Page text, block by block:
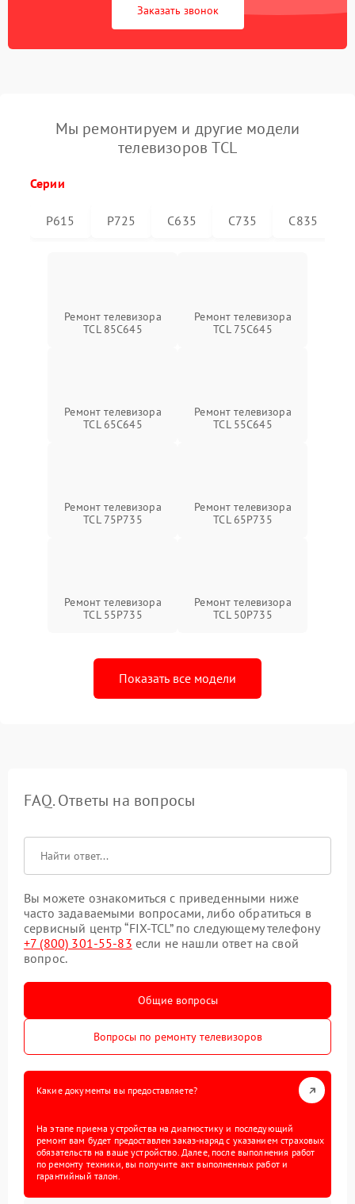
Заказать звонок
Мы ремонтируем и другие модели
телевизоров TCL
Серии
P615 P725 C635 C735 C835
Ремонт телевизора
TCL 85C645
Ремонт телевизора
TCL 75C645
Ремонт телевизора
TCL 65C645
Ремонт телевизора
TCL 55C645
Ремонт телевизора
TCL 75P735
Ремонт телевизора
TCL 65P735
Ремонт телевизора
TCL 55P735
Ремонт телевизора
TCL 50P735
Показать все модели
FAQ. Ответы на вопросы
Вы можете ознакомиться с приведенными ниже
часто задаваемыми вопросами, либо обратиться в
сервисный центр “FIX-TCL” по следующему телефону
+7 (800) 301-55-83 если не нашли ответ на свой
вопрос.
Общие вопросы
Вопросы по ремонту телевизоров
Какие документы вы предоставляете?
На этапе приема устройства на диагностику и последующий
ремонт вам будет предоставлен заказ-наряд с указанием страховых
обязательств на ваше устройство. Далее, после выполнения работ
по ремонту техники, вы получите акт выполненных работ и
гарантийный талон.